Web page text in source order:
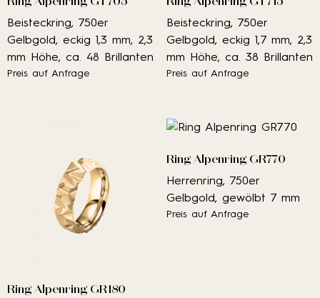
Beisteckring, 750er
Gelbgold, eckig 1,3 mm, 2,3
mm Höhe, ca. 48 Brillanten
Preis auf Anfrage
Beisteckring, 750er
Gelbgold, eckig 1,7 mm, 2,3
mm Höhe, ca. 38 Brillanten
Preis auf Anfrage
Ring Alpenring GR180
Ring Alpenring GR770
Herrenring, 750er
Gelbgold, gewölbt 7 mm
Preis auf Anfrage